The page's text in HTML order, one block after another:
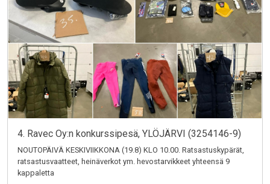
4. Ravec Oy:n konkurssipesä, YLÖJÄRVI (3254146-9)
NOUTOPÄIVÄ KESKIVIIKKONA (19.8) KLO 10.00. Ratsastuskypärät,
ratsastusvaatteet, heinäverkot ym. hevostarvikkeet yhteensä 9
kappaletta